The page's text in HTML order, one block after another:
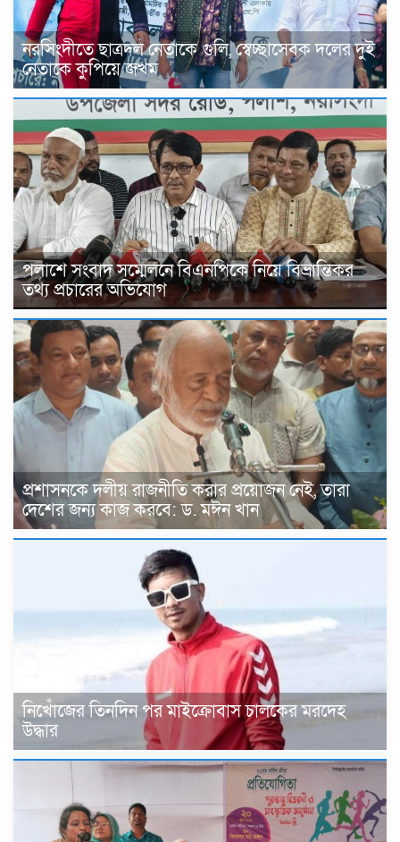
নরসিংদীতে ছাত্রদল নেতাকে গুলি, স্বেচ্ছাসেবক দলের দুই
নেতাকে কুপিয়ে জখম
পলাশে সংবাদ সম্মেলনে বিএনপিকে নিয়ে বিভ্রান্তিকর
তথ্য প্রচারের অভিযোগ
প্রশাসনকে দলীয় রাজনীতি করার প্রয়োজন নেই, তারা
দেশের জন্য কাজ করবে: ড. মঈন খান
নিখোঁজের তিনদিন পর মাইক্রোবাস চালকের মরদেহ
উদ্ধার